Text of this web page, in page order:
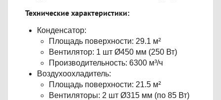
Технические характеристики:
Конденсатор:
Площадь поверхности: 29.1 м²
Вентилятор: 1 шт Ø450 мм (250 Вт)
Производительность: 6300 м³/ч
Воздухоохладитель:
Площадь поверхности: 21.5 м²
Вентиляторы: 2 шт Ø315 мм (по 85 Вт)